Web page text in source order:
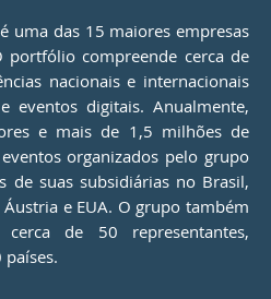
uma das 15 maiores empresas
compreende cerca de
nacionais e internacionais
eventos digitais. Anualmente,
e mais de 1,5 milhões de
organizados pelo grupo
de suas subsidiárias no Brasil,
e EUA. O grupo também
de 50 representantes,